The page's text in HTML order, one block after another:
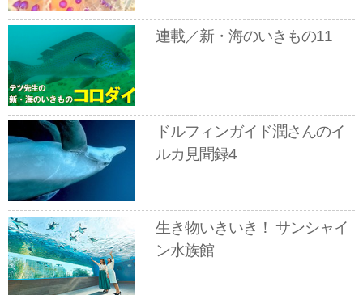
連載／新・海のいきもの11
ドルフィンガイド潤さんのイ
ルカ見聞録4
生き物いきいき！ サンシャイ
ン水族館